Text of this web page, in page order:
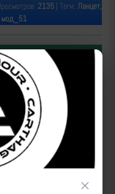
2135| Теги: Ланцет,
мод_51
видео
×